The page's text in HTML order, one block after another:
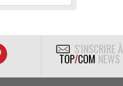
S'INSCRIRE À
TOP/COM NEWS